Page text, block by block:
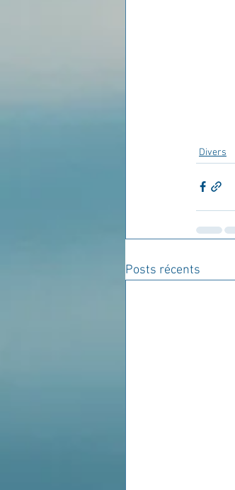
Divers
Posts récents